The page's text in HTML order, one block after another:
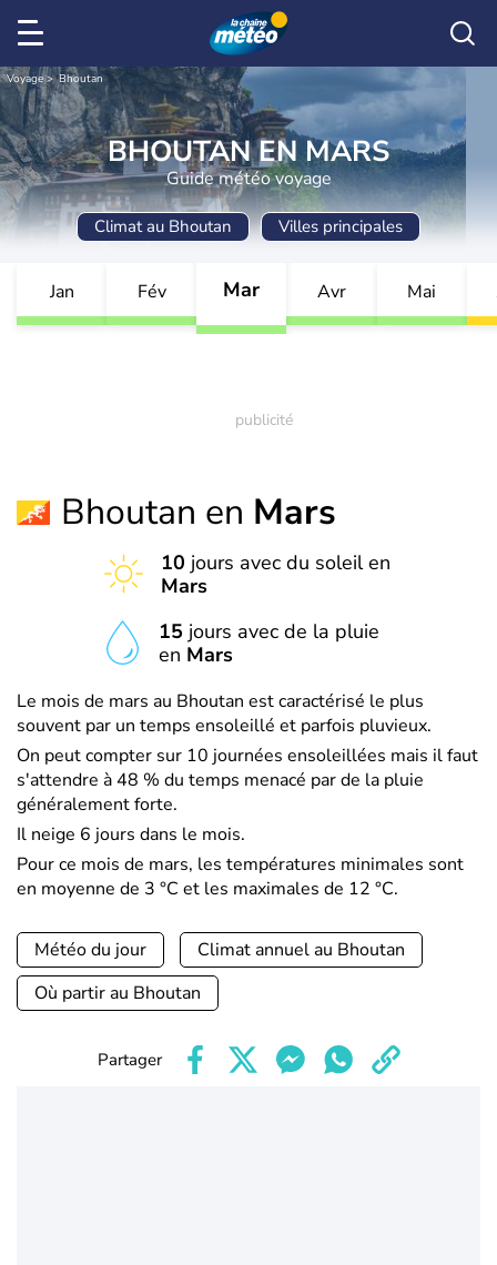
Voyage Bhoutan
BHOUTAN EN MARS
Guide météo voyage
Climat au Bhoutan Villes principales
Jan Fév Mar Avr Mai
Bhoutan en Mars
10 jours avec du soleil en
Mars
15 jours avec de la pluie
en Mars
Le mois de mars au Bhoutan est caractérisé le plus
souvent par un temps ensoleillé et parfois pluvieux.
On peut compter sur 10 journées ensoleillées mais il faut
s'attendre à 48 % du temps menacé par de la pluie
généralement forte.
Il neige 6 jours dans le mois.
Pour ce mois de mars, les températures minimales sont
en moyenne de 3 °C et les maximales de 12 °C.
Météo du jour
Climat annuel au Bhoutan
Où partir au Bhoutan
Partager